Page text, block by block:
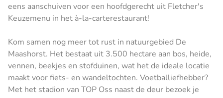
eens aanschuiven voor een hoofdgerecht uit Fletcher's
Keuzemenu in het à-la-carterestaurant!
Kom samen nog meer tot rust in natuurgebied De
Maashorst. Het bestaat uit 3.500 hectare aan bos, heide,
vennen, beekjes en stofduinen, wat het de ideale locatie
maakt voor fiets- en wandeltochten. Voetballiefhebber?
Met het stadion van TOP Oss naast de deur bezoek je